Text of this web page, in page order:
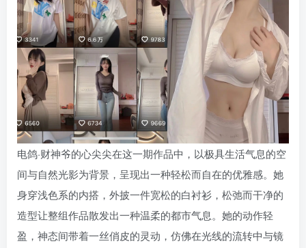
电鸽·财神爷的心尖尖在这一期作品中，以极具生活气息的空
间与自然光影为背景，呈现出一种轻松而自在的优雅感。她
身穿浅色系的内搭，外披一件宽松的白衬衫，松弛而干净的
造型让整组作品散发出一种温柔的都市气息。她的动作轻
盈，神态间带着一丝俏皮的灵动，仿佛在光线的流转中与镜